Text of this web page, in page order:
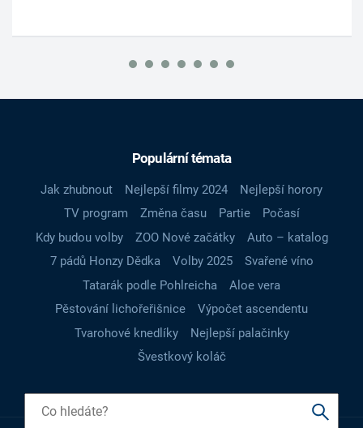
Populární témata
Jak zhubnout Nejlepší filmy 2024
Nejlepší horory
TV program
Změna času Partie
Počasí
Kdy budou volby
ZOO Nové začátky
Auto – katalog
7 pádů Honzy Dědka
Volby 2025
Svařené víno
Tatarák podle Pohlreicha
Aloe vera
Pěstování lichořeřišnice
Výpočet ascendentu
Tvarohové knedlíky
Nejlepší palačinky
Švestkový koláč